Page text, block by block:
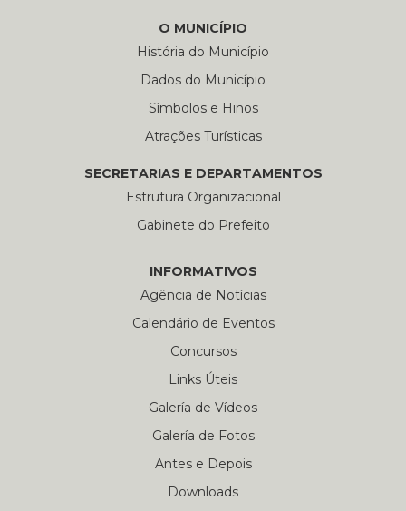
O MUNICÍPIO
História do Município
Dados do Município
Símbolos e Hinos
Atrações Turísticas
SECRETARIAS E DEPARTAMENTOS
Estrutura Organizacional
Gabinete do Prefeito
INFORMATIVOS
Agência de Notícias
Calendário de Eventos
Concursos
Links Úteis
Galería de Vídeos
Galería de Fotos
Antes e Depois
Downloads